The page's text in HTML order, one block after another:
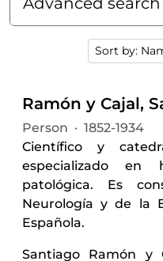
Sort by:
Person · 1852-1934
Científico y
especializado en
patológica. Es
Neurología y de la
Española.
Santiago Ramón y